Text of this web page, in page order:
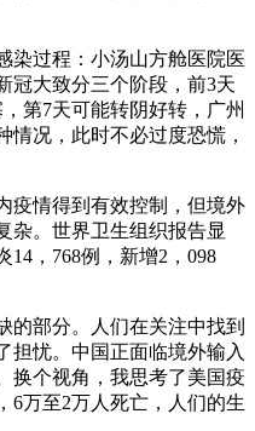
染过程：小汤山方舱医院医
冠大致分三个阶段，前3天
第7天可能转阴好转，广州
况，此时不必过度恐慌，
疫情得到有效控制，但境外
杂。世界卫生组织报告显
14，768例，新增2，098
的部分。人们在关注中找到
担忧。中国正面临境外输入
换个视角，我思考了美国疫
6万至2万人死亡，人们的生